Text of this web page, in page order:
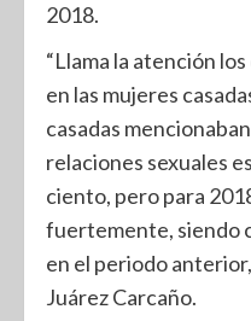
2018.
“Llama la atención
en las mujeres
casadas
relaciones sexuales
ciento, pero para
fuertemente, siendo
en el periodo
Juárez Carcaño.